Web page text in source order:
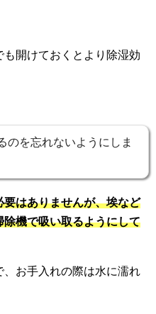
開けておくとより除湿効
のを忘れないようにしま
はありませんが、埃など
機で吸い取るようにして
お手入れの際は水に濡れ